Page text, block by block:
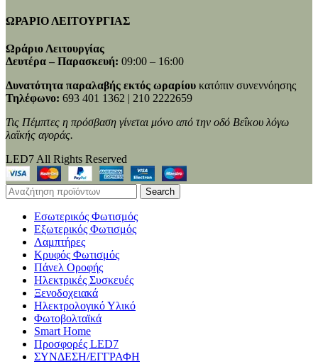
ΩΡΑΡΙΟ ΛΕΙΤΟΥΡΓΙΑΣ
Ωράριο Λειτουργίας
Δευτέρα – Παρασκευή: 09:00 – 16:00
Δυνατότητα παραλαβής εκτός ωραρίου κατόπιν συνεννόησης
Τηλέφωνο: 693 401 1362 | 210 2222659
Τις Πέμπτες η πρόσβαση γίνεται μόνο από την οδό Βεΐκου λόγω
λαϊκής αγοράς.
LED7 All Rights Reserved
Search
Εσωτερικός Φωτισμός
Εξωτερικός Φωτισμός
Λαμπτήρες
Κρυφός Φωτισμός
Πάνελ Οροφής
Ηλεκτρικές Συσκευές
Ξενοδοχειακά
Ηλεκτρολογικό Υλικό
Φωτοβολταϊκά
Smart Home
Προσφορές LED7
ΣΥΝΔΕΣΗ/ΕΓΓΡΑΦΗ